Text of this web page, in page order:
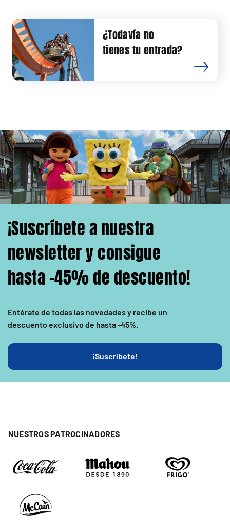
¿Todavía no
tienes tu entrada?
¡Suscríbete a nuestra
newsletter y consigue
hasta -45% de descuento!
Entérate de todas las novedades y recibe un
descuento exclusivo de hasta -45%.
¡Suscríbete!
NUESTROS PATROCINADORES